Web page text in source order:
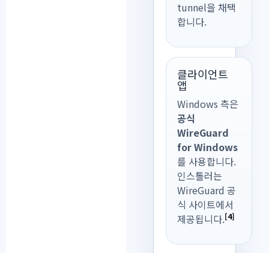
tunnel을 채택
합니다.
클라이언트
앱
Windows 측은
공식
WireGuard
for Windows
를 사용합니다.
인스톨러는
WireGuard 공
식 사이트에서
제공됩니다.[4]